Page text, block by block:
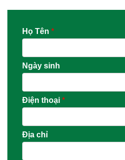
Họ Tên *
Ngày sinh
Điện thoại *
Địa chỉ